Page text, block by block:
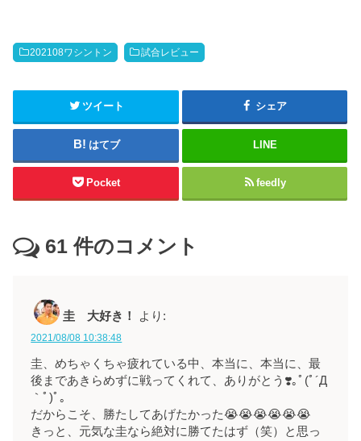
202108ワシントン 試合レビュー
ツイート シェア
はてブ LINE
Pocket feedly
61 件のコメント
圭 大好き！ より:
2021/08/08 10:38:48
圭、めちゃくちゃ疲れている中、本当に、本当に、最
後まであきらめずに戦ってくれて、ありがとう❣️｡ﾟ(ﾟ´Д
｀ﾟ)ﾟ｡
だからこそ、勝たしてあげたかった😭😭😭😭😭😭
きっと、元気な圭なら絶対に勝てたはず（笑）と思っ